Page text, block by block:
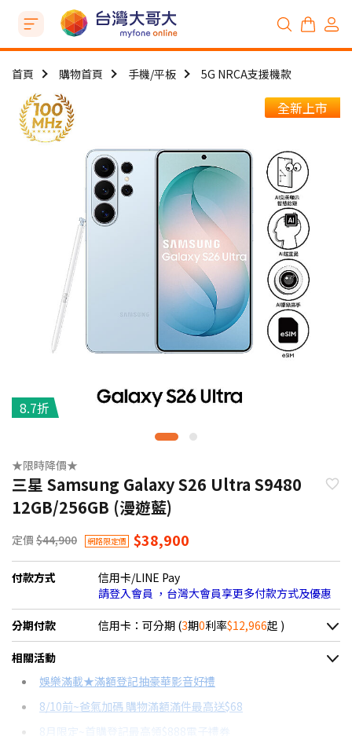
首頁 購物首頁 手機/平板 5G NRCA支援機款
全新上市
8.7折
★限時降價★
三星 Samsung Galaxy S26 Ultra S9480
12GB/256GB (漫遊藍)
定價 $44,900 網路限定價 $38,900
付款方式
信用卡/LINE Pay
請登入會員 ，台灣大會員享更多付款方式及優惠
分期付款 信用卡：可分期 (3期0利率$12,966起 )
＊實際可分期數、適用利率，請以購物車顯示為主
信用卡分期
分期數 每期金額 配合銀行/業者
相關活動
娛樂滿載★滿額登記抽豪華影音好禮
8/10前~爸氣加碼 購物滿額滿件最高送$68
8月限定~首購登記最高領$888電子禮券